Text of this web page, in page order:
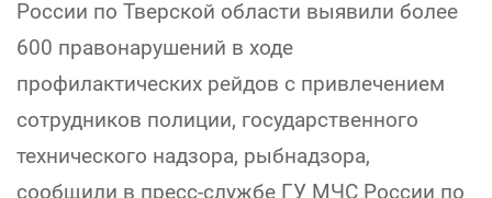
России по Тверской области выявили более
600 правонарушений в ходе
профилактических рейдов с привлечением
сотрудников полиции, государственного
технического надзора, рыбнадзора,
сообщили в пресс-службе ГУ МЧС России по